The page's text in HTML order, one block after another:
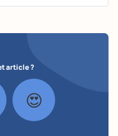
article ?
😍